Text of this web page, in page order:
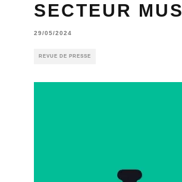
SECTEUR
29/05/2024
REVUE DE PRESSE